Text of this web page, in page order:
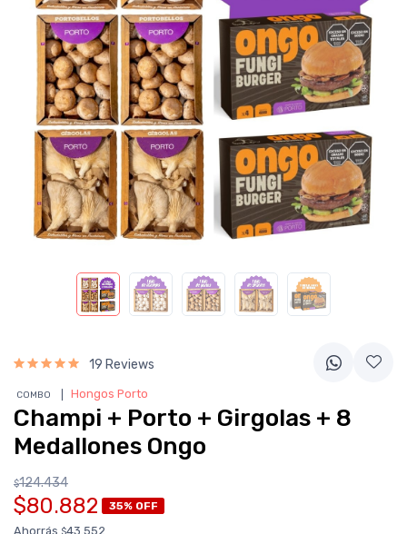
19 Reviews
COMBO Hongos Porto
Champi + Porto + Girgolas + 8
Medallones Ongo
$124.434
$80.882 35% OFF
Ahorrás 43.552